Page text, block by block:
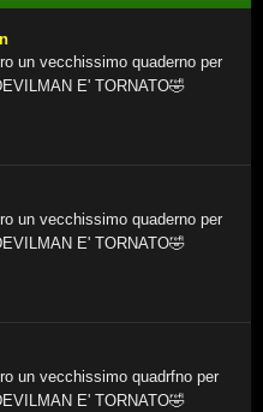
un vecchissimo quaderno per
E' TORNATO🤣
un vecchissimo quaderno per
E' TORNATO🤣
un vecchissimo quadrfno per
E' TORNATO🤣